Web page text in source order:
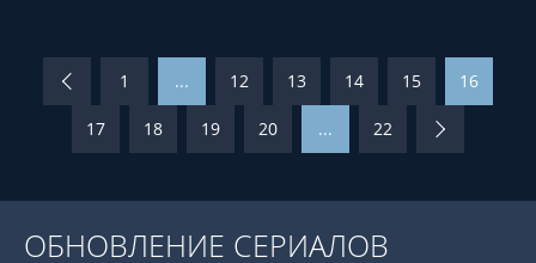
1 ... 12 13 14 15 16
17 18 19 20 ... 22
ОБНОВЛЕНИЕ СЕРИАЛОВ